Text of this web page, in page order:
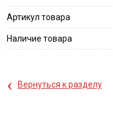
Артикул товара
Наличие товара
‹ Вернуться к разделу